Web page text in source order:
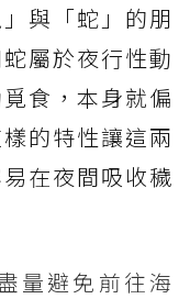
與「蛇」的朋
屬於夜行性動
食，本身就偏
的特性讓這兩
在夜間吸收穢
量避免前往海